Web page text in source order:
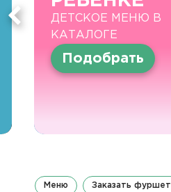
ДЕТСКОЕ МЕНЮ В
КАТАЛОГЕ
Подобрать
Меню Заказать фуршет